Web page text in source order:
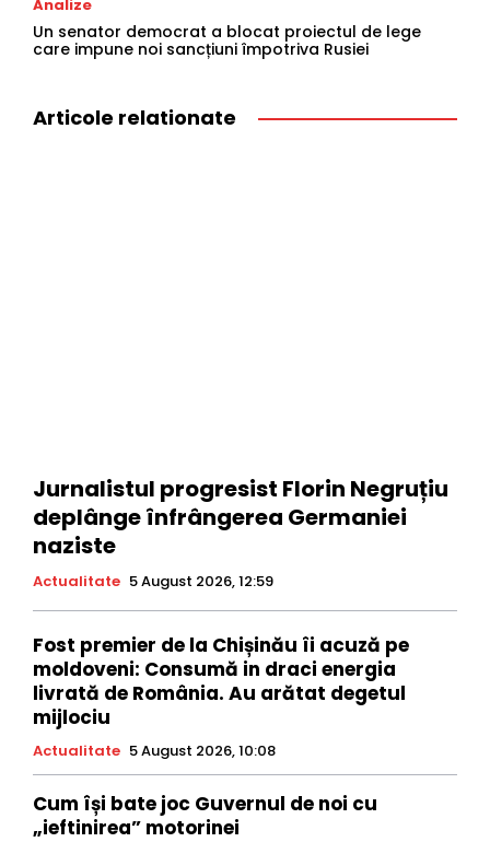
Analize
Un senator democrat a blocat proiectul de lege
care impune noi sancțiuni împotriva Rusiei
Articole relationate
Jurnalistul progresist Florin Negruțiu
deplânge înfrângerea Germaniei
naziste
Actualitate 5 August 2026, 12:59
Fost premier de la Chișinău îi acuză pe
moldoveni: Consumă in draci energia
livrată de România. Au arătat degetul
mijlociu
Actualitate 5 August 2026, 10:08
Cum își bate joc Guvernul de noi cu
„ieftinirea” motorinei